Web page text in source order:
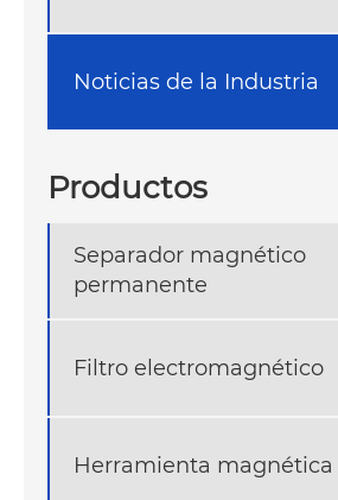
Noticias de la Industria
Productos
Separador magnético
permanente
Filtro electromagnético
Herramienta magnética